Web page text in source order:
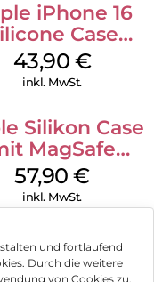
und fortlaufend
Durch die weitere
von Cookies zu.
iPhone 16
Case
Plum
43,90 €
inkl. MwSt.
Silikon Case
MagSafe
14 Pro
57,90€
inkl. MwSt.